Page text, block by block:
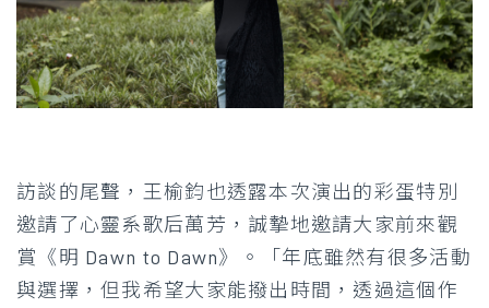
訪談的尾聲，王榆鈞也透露本次演出的彩蛋特別
邀請了心靈系歌后萬芳，誠摯地邀請大家前來觀
賞《明 Dawn to Dawn》。「年底雖然有很多活動
與選擇，但我希望大家能撥出時間，透過這個作